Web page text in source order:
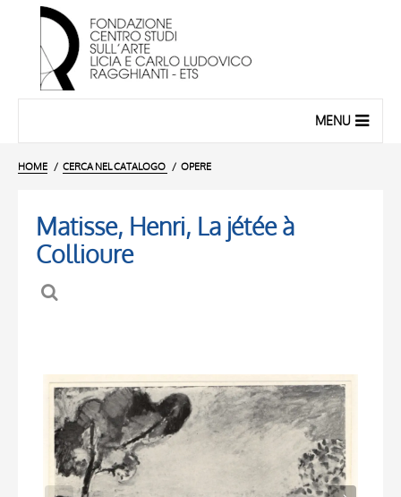
MENU
HOME CERCA NEL CATALOGO OPERE
Matisse, Henri, La jétée à
Collioure